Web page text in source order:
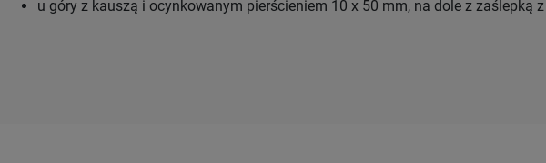
u góry z kauszą i ocynkowanym pierścieniem 10 x 50 mm, na dole z zaślepką z